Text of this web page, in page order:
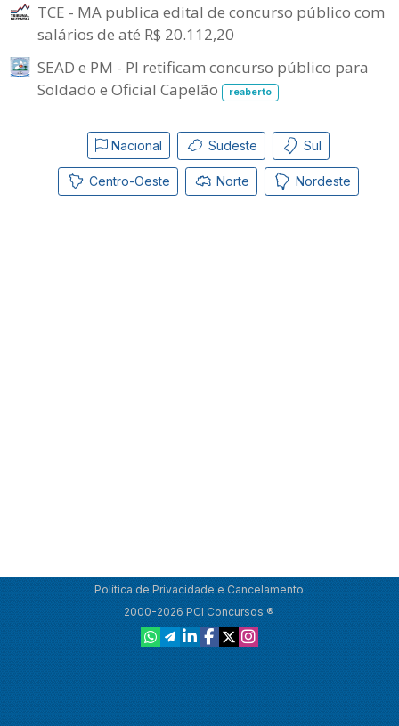
TCE - MA publica edital de concurso público com
salários de até R$ 20.112,20
SEAD e PM - PI retificam concurso público para
Soldado e Oficial Capelão
reaberto
Nacional Sudeste Sul
Centro-Oeste Norte Nordeste
Política de Privacidade e Cancelamento
2000-2026 PCI Concursos ®